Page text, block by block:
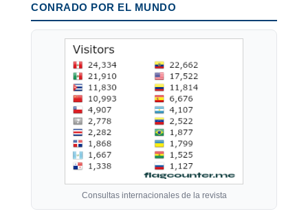
CONRADO POR EL MUNDO
Consultas internacionales de la revista